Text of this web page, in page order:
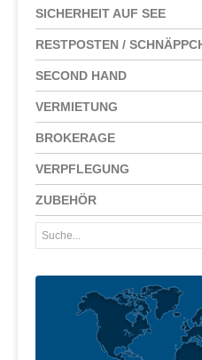
SICHERHEIT AUF SEE
RESTPOSTEN /
SECOND HAND
VERMIETUNG
BROKERAGE
VERPFLEGUNG
ZUBEHÖR